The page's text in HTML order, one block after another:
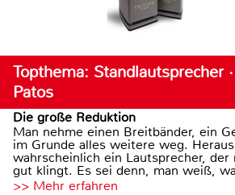
Topthema: Standlautsprecher
Patos
Die große Reduktion
Man nehme einen Breitbänder, ein
im Grunde alles weitere weg.
wahrscheinlich ein Lautsprecher,
gut klingt. Es sei denn, man weiß,
>> Mehr erfahren